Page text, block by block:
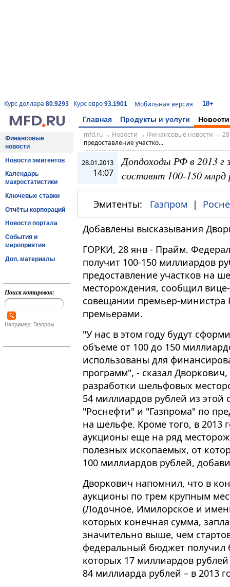
Курс доллара 80.9293 Курс евро 93.1901 Мобильная версия 18+
Главная Продукты и услуги Новости
Финансовые
новости
Новости эмитентов
Календарь
макростатистики
Ключевые ставки
Отчёты корпораций
Новости портала
События и
мероприятия
Доп. материалы
Поиск котировок:
Например: Газпром
mfd.ru→ Новости → Финансовые новости →
предоставление участко...
28.01.2013
14:07
Допдоходы РФ в 2013 г
составят 100-150 млрд
Эмитенты: Газпром |
Добавлены высказывания
ГОРКИ, 28 янв - Прайм.
получит 100-150 миллиардов
предоставление участков на
месторождения, сообщил
совещании премьер-
премьерами.
"У нас в этом году будут
объеме от 100 до 150
использованы для
программ", - сказал
разработки шельфовых
54 миллиардов рублей из этой
"Роснефти" и "Газпрома" по
на шельфе. Кроме того, в 2013
аукционы еще на ряд
полезных ископаемых, от
100 миллиардов рублей,
Дворкович напомнил, что в
аукционы по трем крупным
(Лодочное, Имилорское и
которых конечная сумма,
значительно выше, чем
федеральный бюджет получил
которых 17 миллиардов
84 миллиарда рублей – в 2013